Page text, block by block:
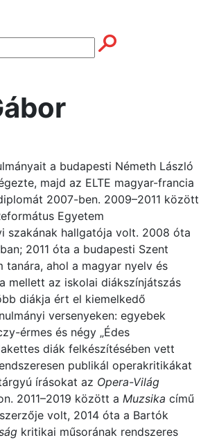
a budapesti Németh László
majd az ELTE magyar-francia
2007-ben. 2009–2011 között
Egyetem
szakának hallgatója volt. 2008 óta
2011 óta a budapesti Szent
tanára, ahol a magyar nyelv és
mellett az iskolai diákszínjátszás
diákja ért el kiemelkedő
versenyeken: egyebek
érmes és négy „Édes
diák felkészítésében vett
publikál operakritikákat
írásokat az Opera-Világ
2011–2019 között a Muzsika című
volt, 2014 óta a Bartók
kritikai műsorának rendszeres